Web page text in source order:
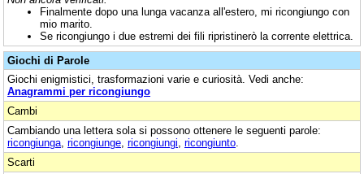
Finalmente dopo una lunga vacanza all'estero, mi ricongiungo con
mio marito.
Se ricongiungo i due estremi dei fili ripristinerò la corrente elettrica.
Giochi di Parole
Giochi enigmistici, trasformazioni varie e curiosità. Vedi anche:
Anagrammi per ricongiungo
Cambi
Cambiando una lettera sola si possono ottenere le seguenti parole:
ricongiunga ricongiunge ricongiungi ricongiunto
Scarti